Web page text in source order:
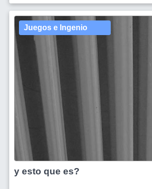
Juegos e Ingenio
y esto que es?